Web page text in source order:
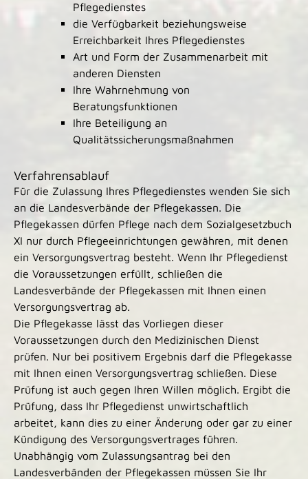
Pflegedienstes
die Verfügbarkeit beziehungsweise
Erreichbarkeit Ihres Pflegedienstes
Art und Form der Zusammenarbeit mit
anderen Diensten
Ihre Wahrnehmung von
Beratungsfunktionen
Ihre Beteiligung an
Qualitätssicherungsmaßnahmen
Verfahrensablauf
Für die Zulassung Ihres Pflegedienstes wenden Sie sich
an die Landesverbände der Pflegekassen. Die
Pflegekassen dürfen Pflege nach dem Sozialgesetzbuch
XI nur durch Pflegeeinrichtungen gewähren, mit denen
ein Versorgungsvertrag besteht. Wenn Ihr Pflegedienst
die Voraussetzungen erfüllt, schließen die
Landesverbände der Pflegekassen mit Ihnen einen
Versorgungsvertrag ab.
Die Pflegekasse lässt das Vorliegen dieser
Voraussetzungen durch den Medizinischen Dienst
prüfen. Nur bei positivem Ergebnis darf die Pflegekasse
mit Ihnen einen Versorgungsvertrag schließen. Diese
Prüfung ist auch gegen Ihren Willen möglich. Ergibt die
Prüfung, dass Ihr Pflegedienst unwirtschaftlich
arbeitet, kann dies zu einer Änderung oder gar zu einer
Kündigung des Versorgungsvertrages führen.
Unabhängig vom Zulassungsantrag bei den
Landesverbänden der Pflegekassen müssen Sie Ihr